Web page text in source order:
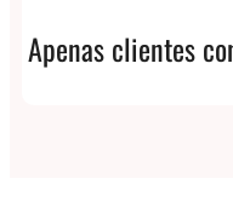
Apenas clientes